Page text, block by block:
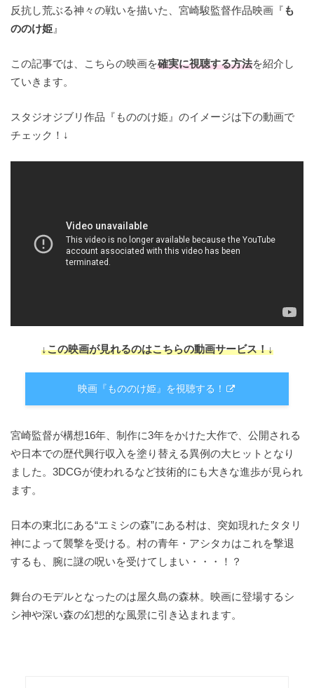
反抗し荒ぶる神々の戦いを描いた、宮崎駿監督作品映画『も
ののけ姫 』
この記事では、こちらの映画を確実に視聴する方法を紹介し
ていきます。
スタジオジブリ作品『もののけ姫』のイメージは下の動画で
チェック！↓
↓この映画が見れるのはこちらの動画サービス！↓
映画『もののけ姫』を視聴する！
宮崎監督が構想16年、制作に3年をかけた大作で、公開される
や日本での歴代興行収入を塗り替える異例の大ヒットとなり
ました。3DCGが使われるなど技術的にも大きな進歩が見られ
ます。
日本の東北にある“エミシの森”にある村は、突如現れたタタリ
神によって襲撃を受ける。村の青年・アシタカはこれを撃退
するも、腕に謎の呪いを受けてしまい・・・！？
舞台のモデルとなったのは屋久島の森林。映画に登場するシ
シ神や深い森の幻想的な風景に引き込まれます。